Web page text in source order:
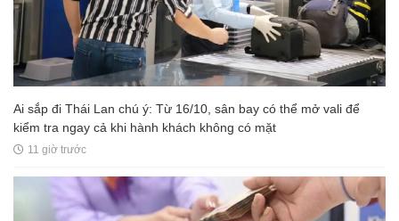
Pin 9 tiếng, sạc 7 lần: Samsung và Google chính thức lộ diện kính
AI đối đầu sản phẩm của Meta
4 giờ trước